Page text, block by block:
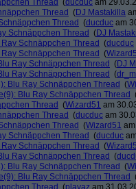
Thread (ducduc am
Thread (DJ Mastakilla
Thread (ducduc am
Schnäppchen Thread (DJ
Ray Schnäppchen Thread (ducduc
Ray Schnäppchen Thread (
Ray Schnäppchen Thread (DJ
Ray Schnäppchen Thread (
Blu Ray Schnäppchen Thread (
Blu Ray Schnäppchen Thread
Thread (Wizard51 am
Thread (ducduc am
Thread (Wizard51
Schnäppchen Thread (ducduc
Ray Schnäppchen Thread (
Ray Schnäppchen Thread (
Blu Ray Schnäppchen Thread (
Blu Ray Schnäppchen Thread
Thread (playaz am